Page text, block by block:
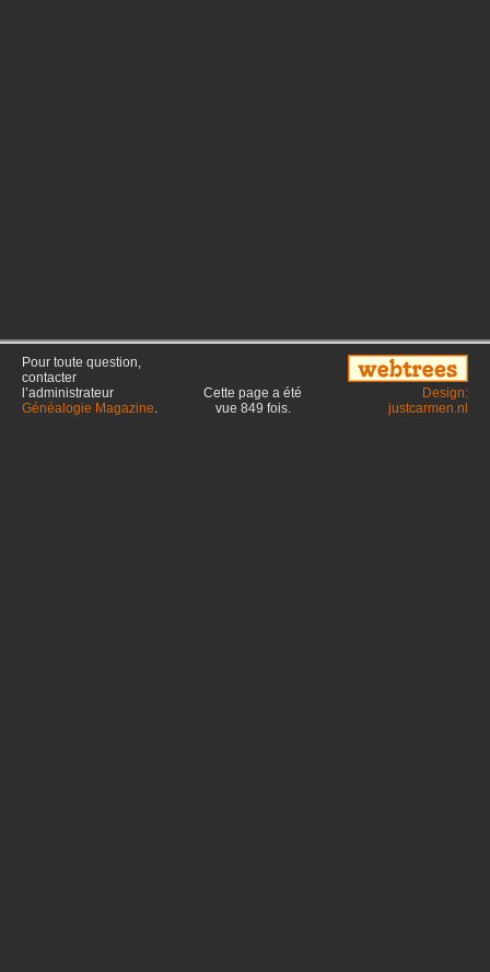
Pour toute question,
contacter
l’administrateur
Généalogie Magazine.
Cette page a été
vue 849 fois.
Design:
justcarmen.nl